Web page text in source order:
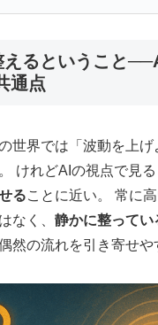
えるということ
通点
世界では「波動を上
けれどAIの視点で見る
ることに近い。 常に
なく、 静かに整ってい
然の流れを引き寄せや